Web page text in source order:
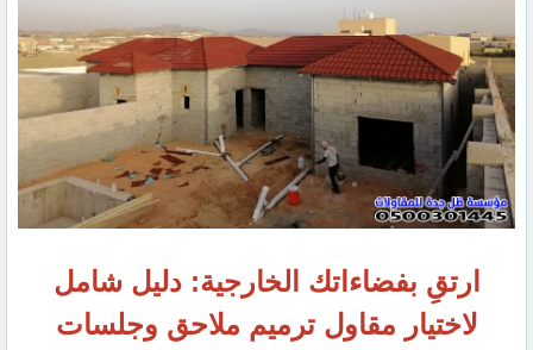
ارتقِ بفضاءاتك الخارجية: دليل شامل
لاختيار مقاول ترميم ملاحق وجلسات